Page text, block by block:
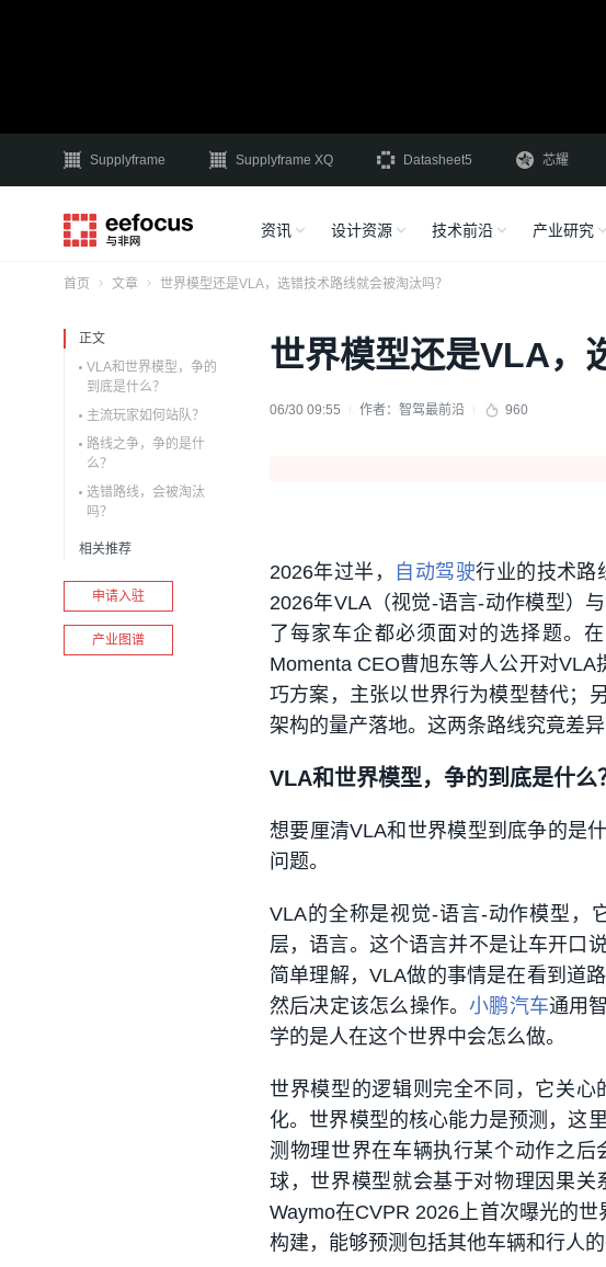
Supplyframe Supplyframe XQ Datasheet5 芯耀
资讯 设计资源 技术前沿 产业研究
首页 文章 世界模型还是VLA，选错技术路线就会被淘汰吗？
正文
VLA和世界模型，争的
到底是什么？
主流玩家如何站队？
路线之争，争的是什
么？
选错路线，会被淘汰
吗？
相关推荐
申请入驻
产业图谱
世界模型还是VLA，
06/30 09:55 作者： 智驾最前沿 960
2026年过半， 自动驾驶行业的技术路
2026年VLA（视觉-语言-动作模型）
了每家车企都必须面对的选择题。在
Momenta CEO曹旭东等人公开对VLA
巧方案，主张以‌世界行为模型‌替代；
架构的量产落地。这两条路线究竟差
VLA和世界模型，争的到底是什么
想要厘清VLA和世界模型到底争的是
问题。
VLA的全称是视觉-语言-动作模型，
层，语言。这个语言并不是让车开口
简单理解，VLA做的事情是在看到道
然后决定该怎么操作。小鹏汽车通用
学的是人在这个世界中会怎么做。
世界模型的逻辑则完全不同，它关
化。世界模型的核心能力是预测，这
测物理世界在车辆执行某个动作之
球，世界模型就会基于对物理因果关
Waymo在CVPR 2026上首次曝光的
构建，能够预测包括其他车辆和行人